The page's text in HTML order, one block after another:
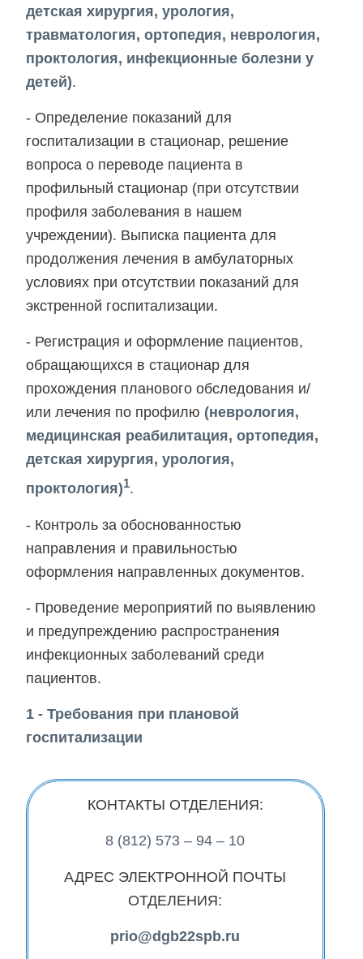
детская хирургия, урология,
травматология, ортопедия, неврология,
проктология, инфекционные болезни у
детей).
- Определение показаний для
госпитализации в стационар, решение
вопроса о переводе пациента в
профильный стационар (при отсутствии
профиля заболевания в нашем
учреждении). Выписка пациента для
продолжения лечения в амбулаторных
условиях при отсутствии показаний для
экстренной госпитализации.
- Регистрация и оформление пациентов,
обращающихся в стационар для
прохождения планового обследования и/
или лечения по профилю (неврология,
медицинская реабилитация, ортопедия,
детская хирургия, урология,
проктология)1.
- Контроль за обоснованностью
направления и правильностью
оформления направленных документов.
- Проведение мероприятий по выявлению
и предупреждению распространения
инфекционных заболеваний среди
пациентов.
1 - Требования при плановой
госпитализации
КОНТАКТЫ ОТДЕЛЕНИЯ:
8 (812) 573 – 94 – 10
АДРЕС ЭЛЕКТРОННОЙ ПОЧТЫ
ОТДЕЛЕНИЯ:
prio@dgb22spb.ru